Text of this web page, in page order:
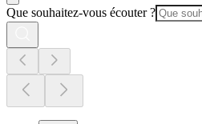
Que souhaitez-vous écouter ?